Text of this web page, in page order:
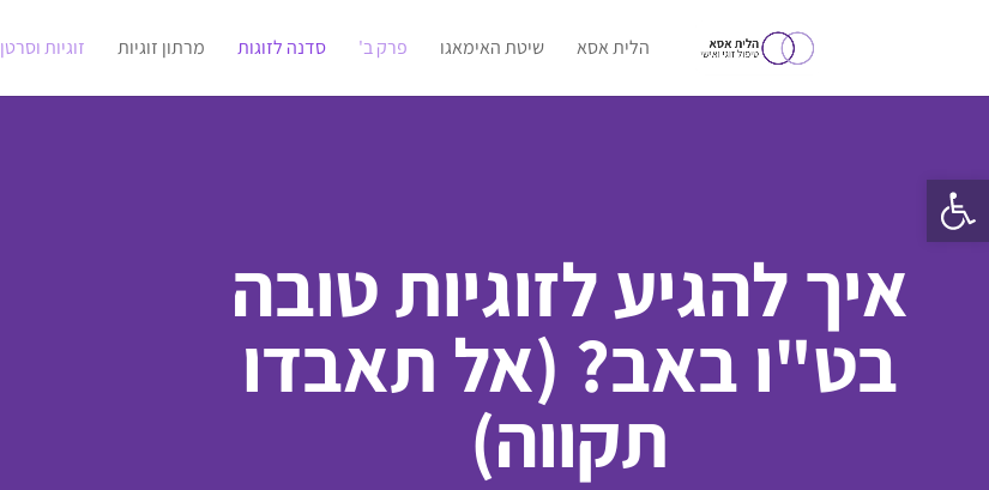
הלית אסא שיטת האימאגו פרק ב' סדנה לזוגות מרתון זוגיות זוגיות וסרטן
איך להגיע לזוגיות טובה
בט"ו באב? (אל תאבדו
תקווה)
פתח סרגל נגישות